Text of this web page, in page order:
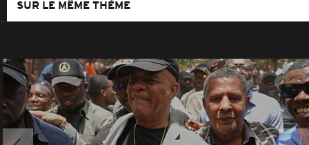
SUR LE MÊME THÈME